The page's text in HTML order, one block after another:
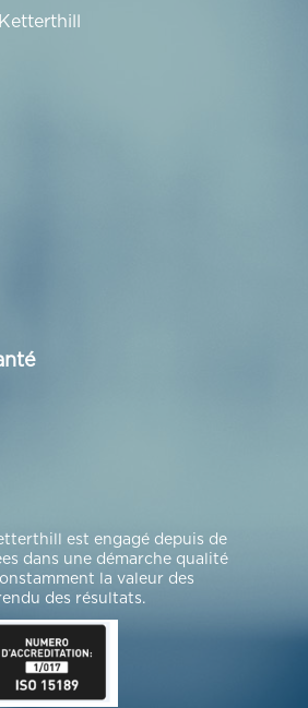
est engagé depuis de
dans une démarche qualité
la valeur des
des résultats.